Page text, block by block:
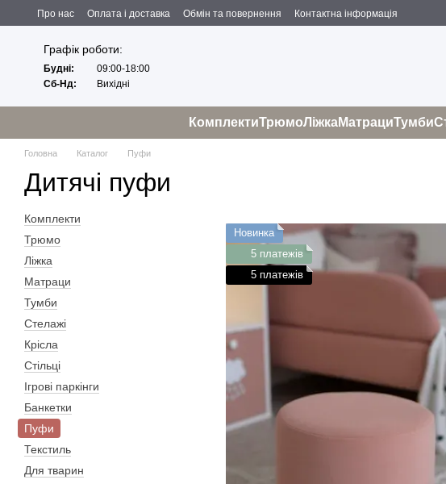
Перейти до основного контенту
Про нас Оплата і доставка Обмін та повернення
Контактна інформація
Угода користувача
Відгуки про магазин Політика конфіденційності Оферта
Графік роботи:
Будні:
09:00-18:00
Сб-Нд:
Вихідні
КомплектиТрюмоЛіжкаМатрациТумби
Головна Каталог Пуфи
Дитячі пуфи
Новинка
5 платежів
5 платежів
Комплекти
Трюмо
Ліжка
Матраци
Тумби
Стелажі
Крісла
Стільці
Ігрові паркінги
Банкетки
Пуфи
Текстиль
Для тварин